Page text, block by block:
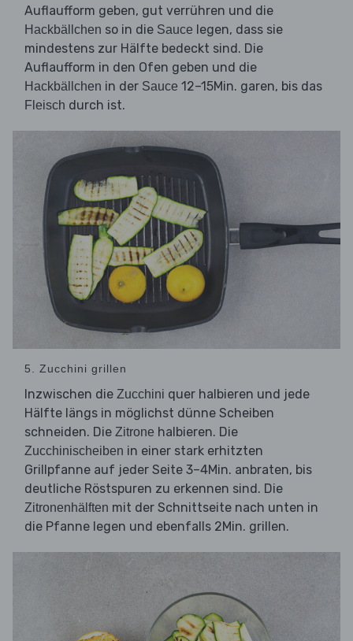
Auflaufform geben, gut verrühren und die
Hackbällchen so in die Sauce legen, dass sie
mindestens zur Hälfte bedeckt sind. Die
Auflaufform in den Ofen geben und die
Hackbällchen in der Sauce 12–15Min. garen, bis das
Fleisch durch ist.
5. Zucchini grillen
Inzwischen die Zucchini quer halbieren und jede
Hälfte längs in möglichst dünne Scheiben
schneiden. Die Zitrone halbieren. Die
Zucchinischeiben in einer stark erhitzten
Grillpfanne auf jeder Seite 3–4Min. anbraten, bis
deutliche Röstspuren zu erkennen sind. Die
Zitronenhälften mit der Schnittseite nach unten in
die Pfanne legen und ebenfalls 2Min. grillen.